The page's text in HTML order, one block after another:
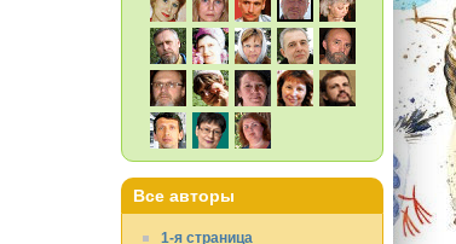
Все авторы
1-я страница